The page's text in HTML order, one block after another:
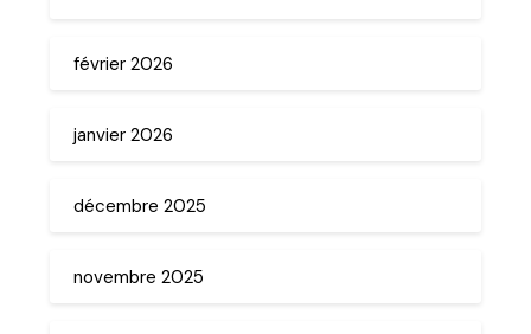
février 2026
janvier 2026
décembre 2025
novembre 2025